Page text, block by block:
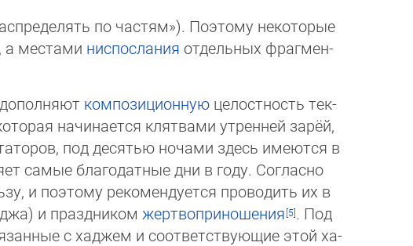
по частям»). Поэтому некоторые
а местами ниспослания отдельных фраг­мен­
композиционную целостность тек­
начинается клятвами утренней за­рёй,
под десятью ночами здесь име­ют­ся в
самые благодатные дни в году. Сог­лас­но
и поэтому рекомендуется про­во­дить их в
и праздником жертво­при­но­ше­ния
. Под
с хаджем и соответ­ст­вую­щие этой ха­